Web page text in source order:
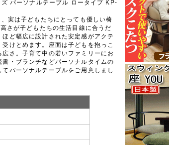
パーソナルテーブル ロータイプ KP-
、実は子どもたちにとっても優しい椅
さが子どもたちの生活目線に合うだ
ほど幅広に設計された安定感がアクテ
受けとめます。座面は子どもを抱っこ
広さ。子育て中の若いファミリーにお
書・ブランチなどパーソナルタイムの
パーソナルテーブルをご用意しまし